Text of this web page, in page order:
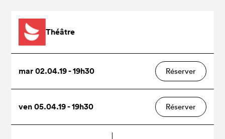
Théâtre
mar 02.04.19 - 19h30 Réserver
ven 05.04.19 - 19h30 Réserver